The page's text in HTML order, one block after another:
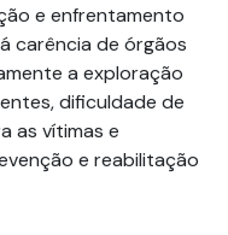
e enfrentamento
carência de órgãos
a exploração
dificuldade de
as vítimas e
e reabilitação